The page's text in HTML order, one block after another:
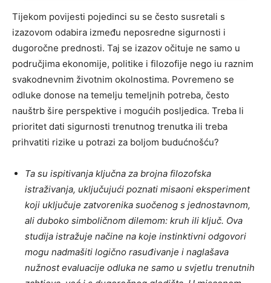
Tijekom povijesti pojedinci su se često susretali s
izazovom odabira između neposredne sigurnosti i
dugoročne prednosti. Taj se izazov očituje ne samo u
područjima ekonomije, politike i filozofije nego iu raznim
svakodnevnim životnim okolnostima. Povremeno se
odluke donose na temelju temeljnih potreba, često
nauštrb šire perspektive i mogućih posljedica. Treba li
prioritet dati sigurnosti trenutnog trenutka ili treba
prihvatiti rizike u potrazi za boljom budućnošću?
Ta su ispitivanja ključna za brojna filozofska
istraživanja, uključujući poznati misaoni eksperiment
koji uključuje zatvorenika suočenog s jednostavnom,
ali duboko simboličnom dilemom: kruh ili ključ. Ova
studija istražuje načine na koje instinktivni odgovori
mogu nadmašiti logično rasuđivanje i naglašava
nužnost evaluacije odluka ne samo u svjetlu trenutnih